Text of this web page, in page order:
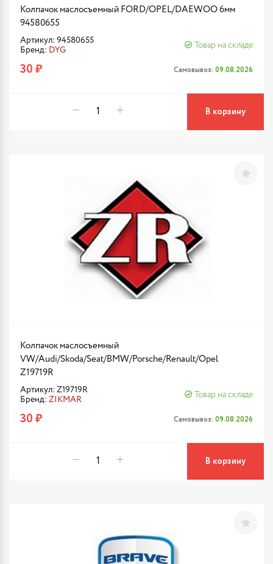
Колпачок маслосъемный FORD/OPEL/DAEWOO 6мм
94580655
Артикул: 94580655
Бренд: DYG
Товар на складе
30 ₽ Самовывоз: 09.08.2026
В корзину
Колпачок маслосъемный
VW/Audi/Skoda/Seat/BMW/Porsche/Renault/Opel
Z19719R
Артикул: Z19719R
Бренд: ZIKMAR
Товар на складе
30 ₽ Самовывоз: 09.08.2026
В корзину